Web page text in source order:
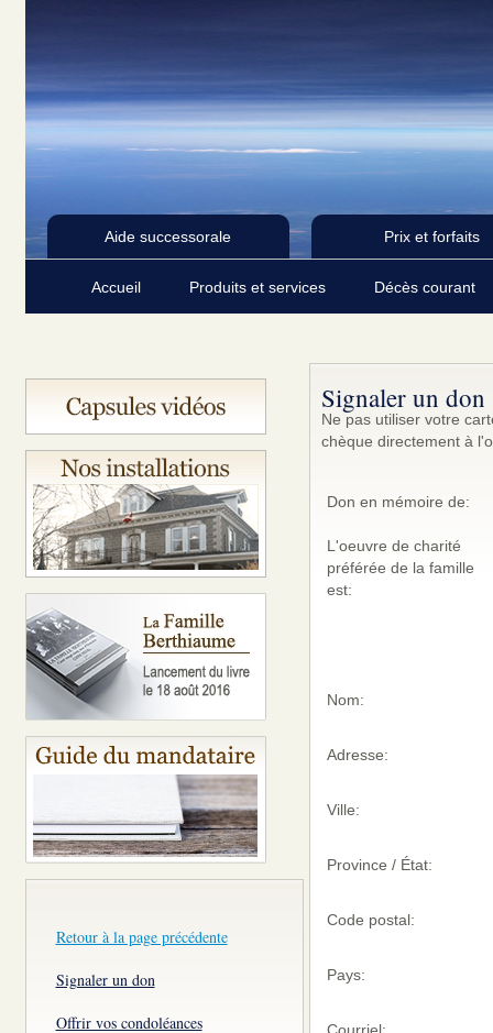
Aide successorale Prix et forfaits
Accueil Produits et services Décès courant
Retour à la page précédente
Signaler un don
Offrir vos condoléances
Signaler un don
Ne pas utiliser votre
chèque directement à
Don en mémoire de:
L'oeuvre de charité
préférée de la famille
est:
Nom:
Adresse:
Ville:
Province / État:
Code postal:
Pays: